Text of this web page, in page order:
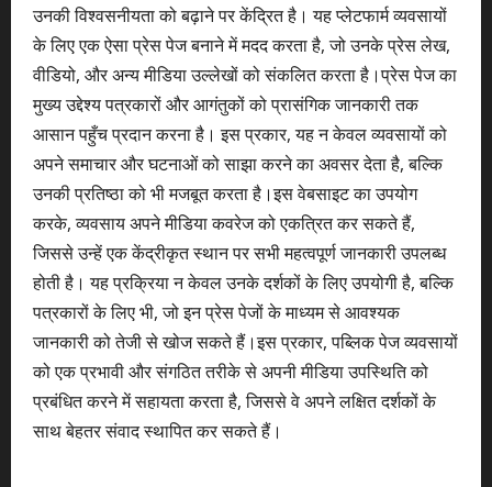
उनकी विश्वसनीयता को बढ़ाने पर केंद्रित है। यह प्लेटफार्म व्यवसायों
के लिए एक ऐसा प्रेस पेज बनाने में मदद करता है, जो उनके प्रेस लेख,
वीडियो, और अन्य मीडिया उल्लेखों को संकलित करता है।प्रेस पेज का
मुख्य उद्देश्य पत्रकारों और आगंतुकों को प्रासंगिक जानकारी तक
आसान पहुँच प्रदान करना है। इस प्रकार, यह न केवल व्यवसायों को
अपने समाचार और घटनाओं को साझा करने का अवसर देता है, बल्कि
उनकी प्रतिष्ठा को भी मजबूत करता है।इस वेबसाइट का उपयोग
करके, व्यवसाय अपने मीडिया कवरेज को एकत्रित कर सकते हैं,
जिससे उन्हें एक केंद्रीकृत स्थान पर सभी महत्वपूर्ण जानकारी उपलब्ध
होती है। यह प्रक्रिया न केवल उनके दर्शकों के लिए उपयोगी है, बल्कि
पत्रकारों के लिए भी, जो इन प्रेस पेजों के माध्यम से आवश्यक
जानकारी को तेजी से खोज सकते हैं।इस प्रकार, पब्लिक पेज व्यवसायों
को एक प्रभावी और संगठित तरीके से अपनी मीडिया उपस्थिति को
प्रबंधित करने में सहायता करता है, जिससे वे अपने लक्षित दर्शकों के
साथ बेहतर संवाद स्थापित कर सकते हैं।